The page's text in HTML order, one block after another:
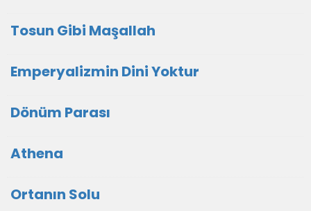
Tosun Gibi Maşallah
Emperyalizmin Dini Yoktur
Dönüm Parası
Athena
Ortanın Solu